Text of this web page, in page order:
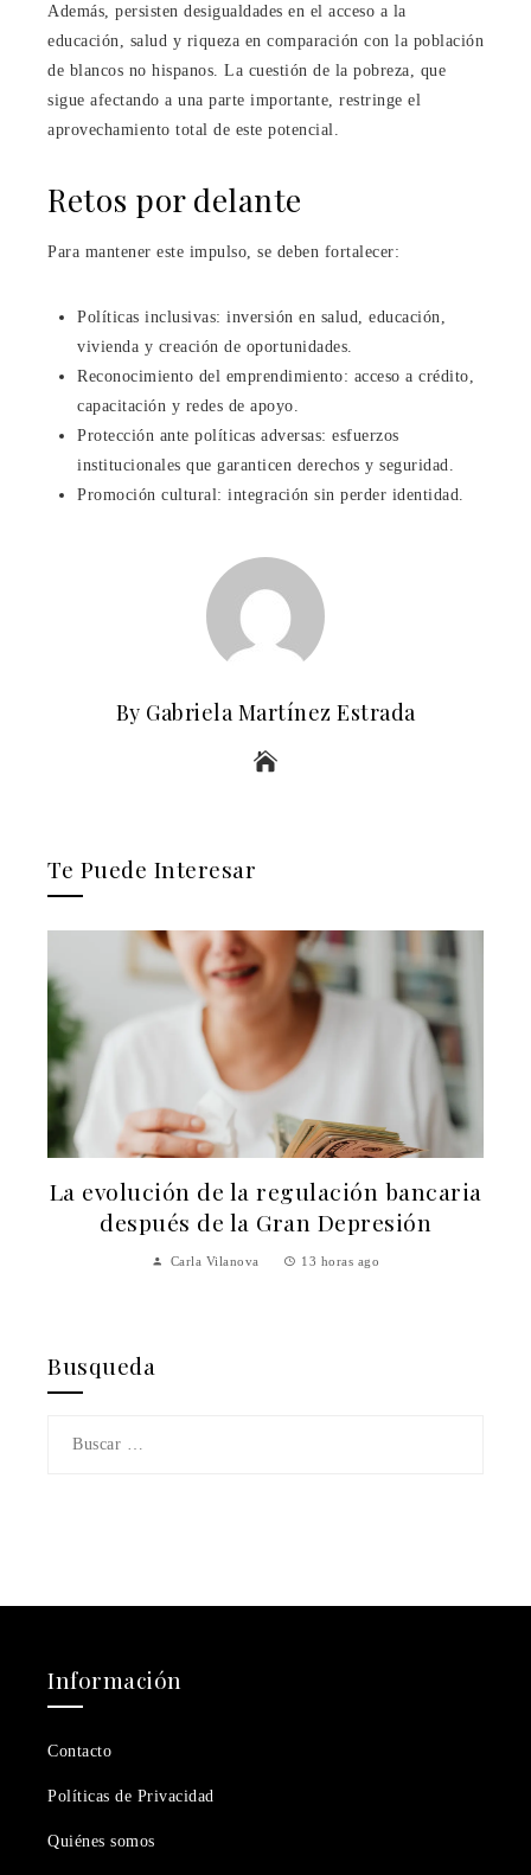
Además, persisten desigualdades en el acceso a la
educación, salud y riqueza en comparación con la población
de blancos no hispanos. La cuestión de la pobreza, que
sigue afectando a una parte importante, restringe el
aprovechamiento total de este potencial.
Retos por delante
Para mantener este impulso, se deben fortalecer:
Políticas inclusivas: inversión en salud, educación,
vivienda y creación de oportunidades.
Reconocimiento del emprendimiento: acceso a crédito,
capacitación y redes de apoyo.
Protección ante políticas adversas: esfuerzos
institucionales que garanticen derechos y seguridad.
Promoción cultural: integración sin perder identidad.
By Gabriela Martínez Estrada
Te Puede Interesar
La evolución de la regulación bancaria
después de la Gran Depresión
Carla Vilanova 13 horas ago
Busqueda
Información
Contacto
Políticas de Privacidad
Quiénes somos